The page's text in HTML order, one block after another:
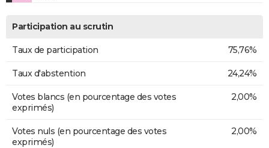
Participation au scrutin
Taux de participation 75,76%
Taux d'abstention 24,24%
Votes blancs (en pourcentage des votes
exprimés)
2,00%
Votes nuls (en pourcentage des votes
exprimés)
2,00%